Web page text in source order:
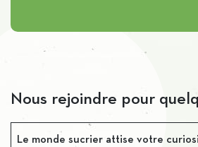
Nous rejoindre pour
Le monde sucrier attise votre